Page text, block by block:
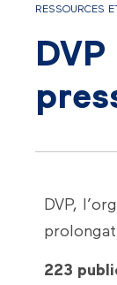
RESSOURCES
DVP,
223